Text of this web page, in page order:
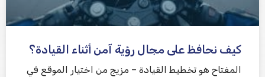
كيف نحافظ على مجال رؤية آمن أثناء القيادة؟
المفتاح هو تخطيط القيادة – مزيج من اختيار الموقع في